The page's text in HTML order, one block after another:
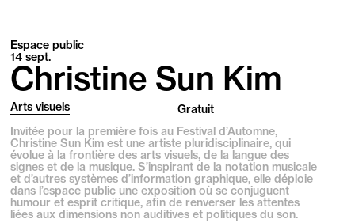
Espace public
14sept.
Christine Sun Kim
Arts visuels
Gratuit
Invitée pour la première fois au Festival d’Automne,
Christine Sun Kim est une artiste pluridisciplinaire, qui
évolue à la frontière des arts visuels, de la langue des
signes et de la musique. S’inspirant de la notation musicale
et d’autres systèmes d’information graphique, elle déploie
dans l’espace public une exposition où se conjuguent
humour et esprit critique, afin de renverser les attentes
liées aux dimensions non auditives et politiques du son.